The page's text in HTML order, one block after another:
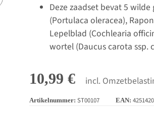
Deze zaadset bevat 5
(Portulaca oleracea),
Lepelblad (Cochlearia
wortel (Daucus carota ssp.
10,99 € incl.
Artikelnummer: ST00107 EAN: